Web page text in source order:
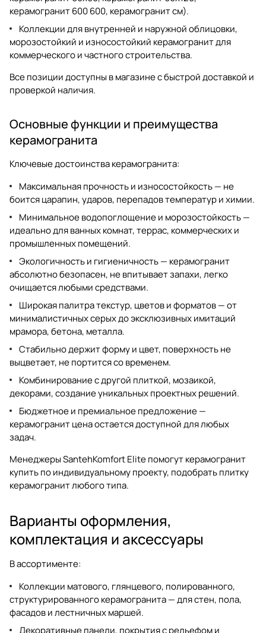
керамогранит 600 600, керамогранит см).
Коллекции для внутренней и наружной облицовки,
морозостойкий и износостойкий керамогранит для
коммерческого и частного строительства.
Все позиции доступны в магазине с быстрой доставкой и
проверкой наличия.
Основные функции и преимущества
керамогранита
Ключевые достоинствакерамогранита:
Максимальная прочность и износостойкость — не
боится царапин, ударов, перепадов температур и химии.
Минимальное водопоглощение и морозостойкость —
идеально для ванных комнат, террас, коммерческих и
промышленных помещений.
Экологичность и гигиеничность — керамогранит
абсолютно безопасен, не впитывает запахи, легко
очищается любыми средствами.
Широкая палитра текстур, цветов и форматов — от
минималистичных серых до эксклюзивных имитаций
мрамора, бетона, металла.
Стабильно держит форму и цвет, поверхность не
выцветает, не портится со временем.
Комбинирование с другой плиткой, мозаикой,
декорами, создание уникальных проектных решений.
Бюджетное и премиальное предложение —
керамогранит ценаостается доступной для любых
задач.
Менеджеры SantehKomfort Elite помогуткерамогранит
купитьпо индивидуальному проекту, подобратьплитку
керамогранитлюбого типа.
Варианты оформления,
комплектация и аксессуары
В ассортименте:
Коллекции матового, глянцевого, полированного,
структурированного керамогранита — для стен, пола,
фасадов и лестничных маршей.
Декоративные панели, покрытия с рельефом и